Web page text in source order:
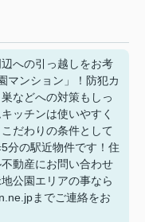
への引っ越しをお考
マンション」！防犯カ
などへの対策もしっ
ッチンは使いやすく
だわりの条件として
分の駅近物件です！住
動産にお問い合わせ
公園エリアの事なら
までご連絡をお